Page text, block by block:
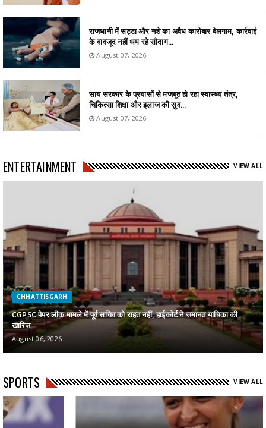
राजधानी में सट्टा और नशे का अवैध कारोबार बेलगाम, कार्रवाई
के बावजूद नहीं थम रहे सौदाग...
August 07, 2026
साय सरकार के प्रयासों से मजबूत हो रहा स्वास्थ्य तंत्र,
चिकित्सा शिक्षा और इलाज की सुव...
August 07, 2026
ENTERTAINMENT VIEW ALL
CHHATTISGARH
CGPSC पेपर लीक मामले में पूर्व सचिव को राहत नहीं, हाईकोर्ट ने जमानत याचिका की
खारिज
August 06, 2026
SPORTS VIEW ALL